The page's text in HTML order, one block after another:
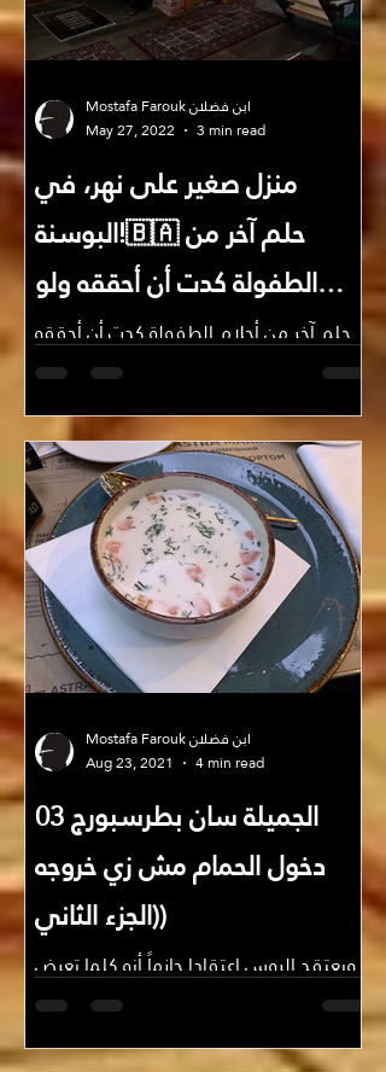
منزل صغير على نهر، في
البوسنة!🇧🇦 حلم آخر من
الطفولة كدت أن أحققه ولو
لسويعات لكنني نسيت أن…
حلم آخر من أحلام الطفولة كدت أن أحققه
ولو لسويعات لكنني بذاكرتي الذهبية
وذكائي الألمعي نسيت أهم أداتين
معينتين عليه فلله دري! لطالما حلمت...
Mostafa Farouk ابن فضلان
May 27, 2022
3 min read
الجميلة سان بطرسبورج 03
دخول الحمام مش زي خروجه
(الجزء الثاني)
ويعتقد الروس اعتقادا جازماً أنه كلما تعرض
الشخص بشكل أكبر للبخار كلما كان أكثر
صحة وأقوى روحيًا، ويبدأ التحضير للحمام من
لحظةتغييرك...
Mostafa Farouk ابن فضلان
Aug 23, 2021
4 min read